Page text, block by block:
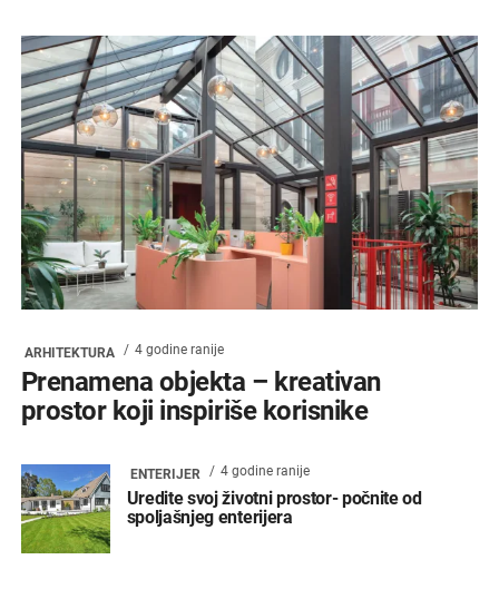
ARHITEKTURA 4 godine ranije
Prenamena objekta – kreativan
prostor koji inspiriše korisnike
ENTERIJER 4 godine ranije
Uredite svoj životni prostor- počnite od
spoljašnjeg enterijera